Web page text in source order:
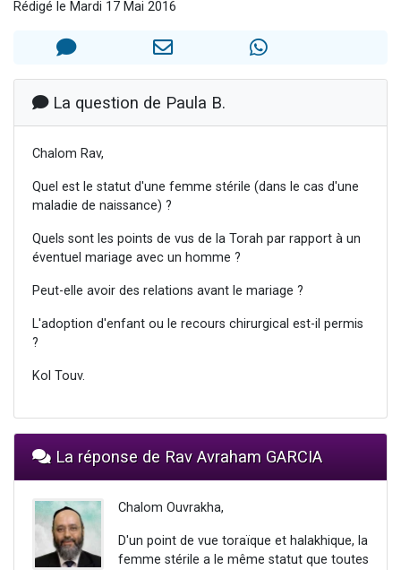
2 personnes viennent de faire un don pour 1 Journée de Vacances Pour les Enfants
Il reste 49 places pour étudier en groupe sur Zoom
2 personnes viennent de nous rejoindre sur WhatsApp
Rédigé le Mardi 17 Mai 2016
La question de Paula B.
Chalom Rav,
Quel est le statut d'une femme stérile (dans le cas d'une
maladie de naissance) ?
Quels sont les points de vus de la Torah par rapport à un
éventuel mariage avec un homme ?
Peut-elle avoir des relations avant le mariage ?
L'adoption d'enfant ou le recours chirurgical est-il permis
?
Kol Touv.
La réponse de Rav Avraham GARCIA
Chalom Ouvrakha,
D'un point de vue toraïque et halakhique, la
femme stérile a le même statut que toutes